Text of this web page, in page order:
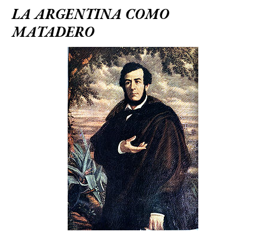
LA ARGENTINA COMO
MATADERO